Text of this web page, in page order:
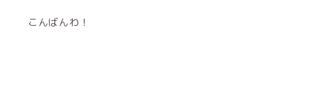
こんばんわ！